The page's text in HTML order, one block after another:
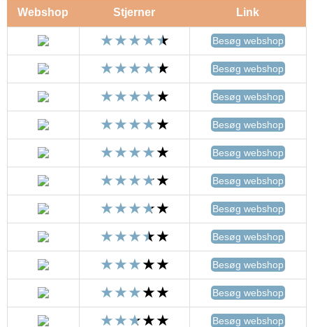
Webshop Stjerner Link
Besøg webshop
Besøg webshop
Besøg webshop
Besøg webshop
Besøg webshop
Besøg webshop
Besøg webshop
Besøg webshop
Besøg webshop
Besøg webshop
Besøg webshop